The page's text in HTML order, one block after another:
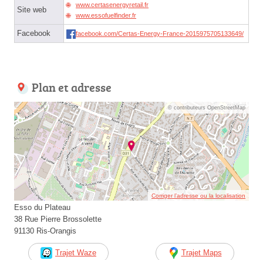
Site web
www.certasenergyretail.fr
www.essofuelfinder.fr
Facebook facebook.com/Certas-Energy-France-2015975705133649/
Plan et adresse
© contributeurs OpenStreetMap
Corriger l’adresse ou la localisation
Esso du Plateau
38 Rue Pierre Brossolette
91130 Ris-Orangis
Trajet Waze Trajet Maps